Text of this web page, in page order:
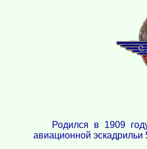
Родился в 1909
авиационной эскадрильи